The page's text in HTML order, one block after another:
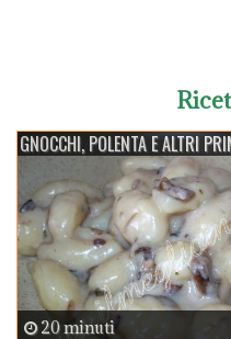
GNOCCHI, POLENTA E ALTRI
20 minuti